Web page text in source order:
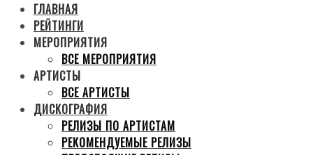
ГЛАВНАЯ
РЕЙТИНГИ
МЕРОПРИЯТИЯ
ВСЕ МЕРОПРИЯТИЯ
АРТИСТЫ
ВСЕ АРТИСТЫ
ДИСКОГРАФИЯ
РЕЛИЗЫ ПО АРТИСТАМ
РЕКОМЕНДУЕМЫЕ РЕЛИЗЫ